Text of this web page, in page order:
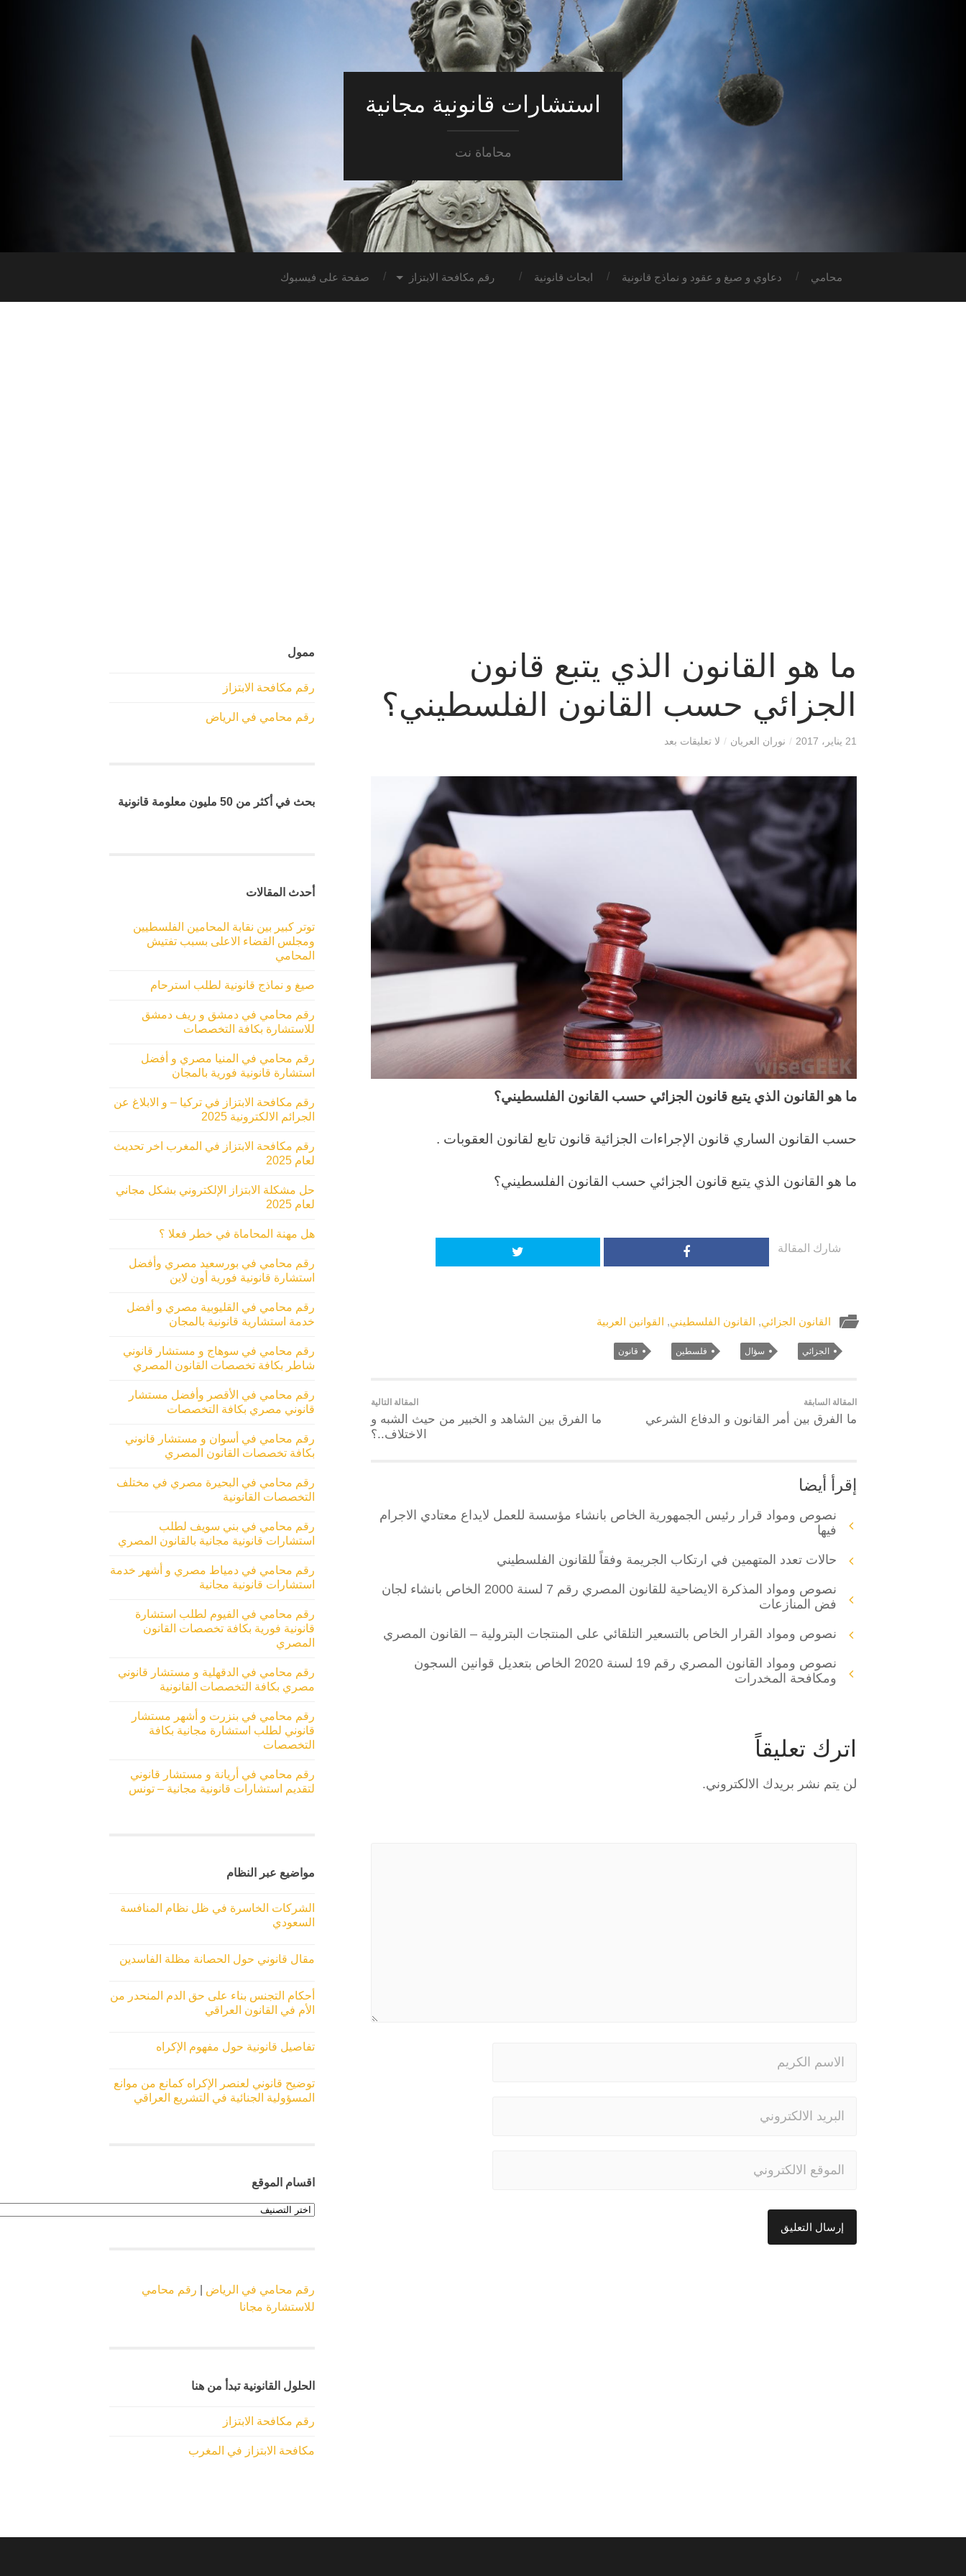
استشارات قانونية مجانية
محاماة نت
محامي دعاوي و صيغ و عقود و نماذج قانونية ابحاث قانونية رقم مكافحة الابتزاز صفحة على فيسبوك
ما هو القانون الذي يتبع قانون
الجزائي حسب القانون الفلسطيني؟
21 يناير، 2017 / نوران العريان / لا تعليقات بعد
ما هو القانون الذي يتبع قانون الجزائي حسب القانون الفلسطيني؟
حسب القانون الساري قانون الإجراءات الجزائية قانون تابع لقانون العقوبات .
ما هو القانون الذي يتبع قانون الجزائي حسب القانون الفلسطيني؟
شارك المقالة
القانون الجزائي, القانون الفلسطيني, القوانين العربية
الجزائي سؤال فلسطين قانون
المقالة السابقة
ما الفرق بين أمر القانون و الدفاع الشرعي
المقالة التالية
ما الفرق بين الشاهد و الخبير من حيث الشبه و
الاختلاف..؟
إقرأ أيضا
نصوص ومواد قرار رئيس الجمهورية الخاص بانشاء مؤسسة للعمل لايداع معتادي الاجرام
فيها
حالات تعدد المتهمين في ارتكاب الجريمة وفقاً للقانون الفلسطيني
نصوص ومواد المذكرة الايضاحية للقانون المصري رقم 7 لسنة 2000 الخاص بانشاء لجان
فض المنازعات
نصوص ومواد القرار الخاص بالتسعير التلقائي على المنتجات البترولية – القانون المصري
نصوص ومواد القانون المصري رقم 19 لسنة 2020 الخاص بتعديل قوانين السجون
ومكافحة المخدرات
اترك تعليقاً
لن يتم نشر بريدك الالكتروني.
ممول
رقم مكافحة الابتزاز
رقم محامي في الرياض
بحث في أكثر من 50 مليون معلومة قانونية
أحدث المقالات
توتر كبير بين نقابة المحامين الفلسطيين
ومجلس القضاء الاعلى بسبب تفتيش
المحامي
صيغ و نماذج قانونية لطلب استرحام
رقم محامي في دمشق و ريف دمشق
للاستشارة بكافة التخصصات
رقم محامي في المنيا مصري و أفضل
استشارة قانونية فورية بالمجان
رقم مكافحة الابتزاز في تركيا – و الابلاغ عن
الجرائم الالكترونية 2025
رقم مكافحة الابتزاز في المغرب اخر تحديث
لعام 2025
حل مشكلة الابتزاز الإلكتروني بشكل مجاني
لعام 2025
هل مهنة المحاماة في خطر فعلا ؟
رقم محامي في بورسعيد مصري وأفضل
استشارة قانونية فورية أون لاين
رقم محامي في القليوبية مصري و أفضل
خدمة استشارية قانونية بالمجان
رقم محامي في سوهاج و مستشار قانوني
شاطر بكافة تخصصات القانون المصري
رقم محامي في الأقصر وأفضل مستشار
قانوني مصري بكافة التخصصات
رقم محامي في أسوان و مستشار قانوني
بكافة تخصصات القانون المصري
رقم محامي في البحيرة مصري في مختلف
التخصصات القانونية
رقم محامي في بني سويف لطلب
استشارات قانونية مجانية بالقانون المصري
رقم محامي في دمياط مصري و أشهر خدمة
استشارات قانونية مجانية
رقم محامي في الفيوم لطلب استشارة
قانونية فورية بكافة تخصصات القانون
المصري
رقم محامي في الدقهلية و مستشار قانوني
مصري بكافة التخصصات القانونية
رقم محامي في بنزرت و أشهر مستشار
قانوني لطلب استشارة مجانية بكافة
التخصصات
رقم محامي في أريانة و مستشار قانوني
لتقديم استشارات قانونية مجانية – تونس
مواضيع عبر النظام
الشركات الخاسرة في ظل نظام المنافسة
السعودي
مقال قانوني حول الحصانة مظلة الفاسدين
أحكام التجنس بناء على حق الدم المنحدر من
الأم في القانون العراقي
تفاصيل قانونية حول مفهوم الإكراه
توضيح قانوني لعنصر الإكراه كمانع من موانع
المسؤولية الجنائية في التشريع العراقي
اقسام الموقع
اقسام
الموقع
رقم محامي في الرياض
رقم محامي
للاستشارة مجانا
الحلول القانونية تبدأ من هنا
رقم مكافحة الابتزاز
مكافحة الابتزاز في المغرب